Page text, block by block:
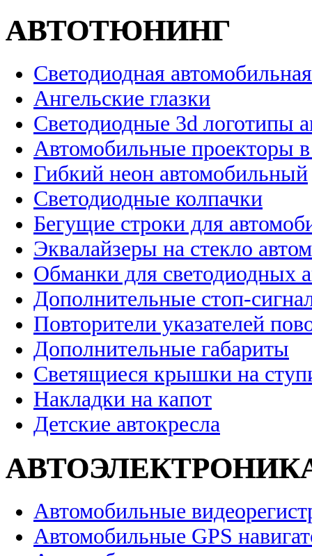
АВТОТЮНИНГ
Светодиодная
Ангельские глазки
Светодиодные 3d логотипы
Автомобильные проекторы
Гибкий неон автомобильный
Светодиодные колпачки
Бегущие строки для
Эквалайзеры на стекло
Обманки для светодиодных
Дополнительные стоп-
Повторители указателей
Дополнительные габариты
Светящиеся крышки на
Накладки на капот
Детские автокресла
Автомобильные
Автомобильные GPS